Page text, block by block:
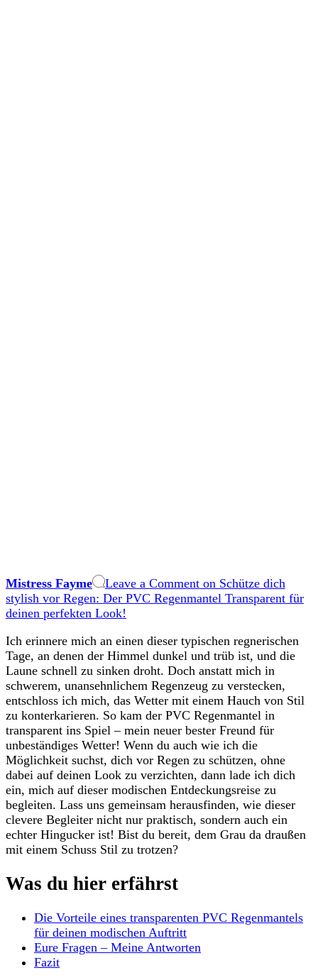
Mistress Fayme Leave a Commenton Schütze dich
stylish vor Regen: Der PVC Regenmantel Transparent für
deinen perfekten Look!
Ich erinnere mich an einen dieser typischen regnerischen
Tage, an denen der Himmel dunkel und trüb ist, und die
Laune schnell zu sinken droht. Doch anstatt mich in
schwerem, unansehnlichem Regenzeug zu verstecken,
entschloss ich mich, das Wetter mit einem Hauch von Stil
zu konterkarieren. So kam der PVC Regenmantel in
transparent ins Spiel – mein neuer bester Freund für
unbeständiges Wetter! Wenn du auch wie ich die
Möglichkeit suchst, dich vor Regen zu schützen, ohne
dabei auf deinen Look zu verzichten, dann lade ich dich
ein, mich auf dieser modischen Entdeckungsreise zu
begleiten. Lass uns gemeinsam herausfinden, wie dieser
clevere Begleiter nicht nur praktisch, sondern auch ein
echter Hingucker ist! Bist du bereit, dem Grau da draußen
mit einem Schuss Stil zu trotzen?
Was du hier erfährst
Die Vorteile eines transparenten PVC Regenmantels
für deinen modischen Auftritt
Eure Fragen – Meine Antworten
Fazit